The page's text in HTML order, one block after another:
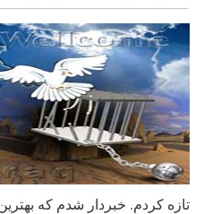
تازه کردم. خبردار شدم که